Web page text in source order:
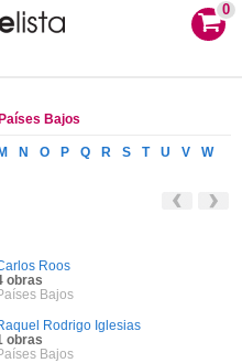
0
Bajos
M N O P Q R S T U V
W
Roos
obras
Bajos
Rodrigo Iglesias
obras
Bajos